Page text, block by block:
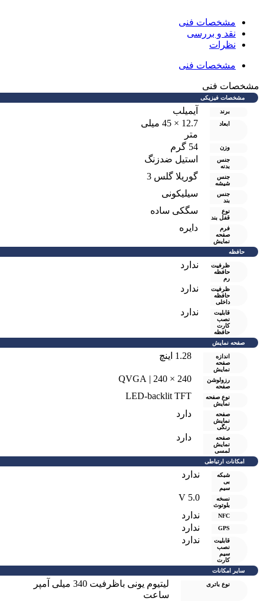
مشخصات فنی
نقد و بررسی
نظرات
مشخصات فنی
فنی
مشخصات فیزیکی
برند آیمیلب
ابعاد
12.7 × 45 میلی
متر
وزن 54 گرم
جنس
بدنه
استیل ضدزنگ
جنس
شیشه
گوریلا گلس 3
جنس
بند
سیلیکونی
نوع
قفل بند
سگکی ساده
فرم
صفحه
نمایش
دایره
حافظه
ظرفیت
حافظه
رم
ندارد
ظرفیت
حافظه
داخلی
ندارد
قابلیت
نصب
کارت
حافظه
ندارد
صفحه نمایش
اندازه
صفحه
نمایش
1.28 اینچ
رزولوشن
صفحه
240 × 240 | QVGA
نوع صفحه
نمایش
LED-backlit TFT
صفحه
نمايش
رنگی
دارد
صفحه
نمایش
لمسی
دارد
امکانات ارتباطی
شبکه
بی
سیم
ندارد
نسخه
بلوتوث
V 5.0
NFC ندارد
GPS ندارد
قابلیت
نصب
سیم
کارت
ندارد
سایر امکانات
نوع باتری
لیتیوم یونی باظرفیت 340 ميلی آمپر
ساعت